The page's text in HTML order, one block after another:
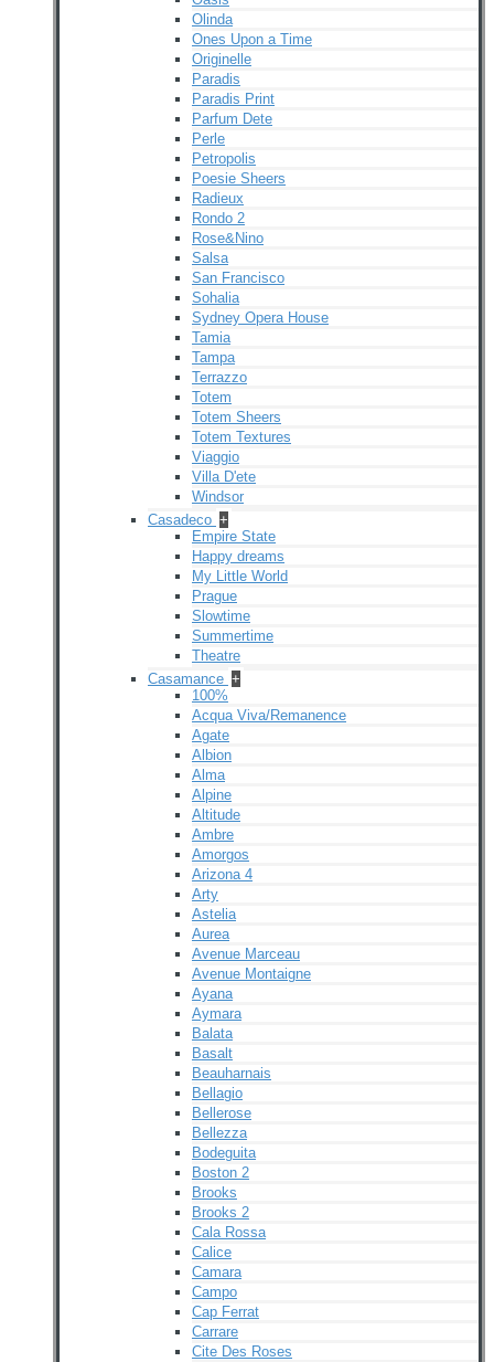
Olinda
Ones Upon a Time
Originelle
Paradis
Paradis Print
Parfum Dete
Perle
Petropolis
Poesie Sheers
Radieux
Rondo 2
Rose&Nino
Salsa
San Francisco
Sohalia
Sydney Opera House
Tamia
Tampa
Terrazzo
Totem
Totem Sheers
Totem Textures
Viaggio
Villa D'ete
Windsor
Casadeco +
Empire State
Happy dreams
My Little World
Prague
Slowtime
Summertime
Theatre
Casamance +
100%
Acqua Viva/Remanence
Agate
Albion
Alma
Alpine
Altitude
Ambre
Amorgos
Arizona 4
Arty
Astelia
Aurea
Avenue Marceau
Avenue Montaigne
Ayana
Aymara
Balata
Basalt
Beauharnais
Bellagio
Bellerose
Bellezza
Bodeguita
Boston 2
Brooks
Brooks 2
Cala Rossa
Calice
Camara
Campo
Cap Ferrat
Carrare
Cite Des Roses